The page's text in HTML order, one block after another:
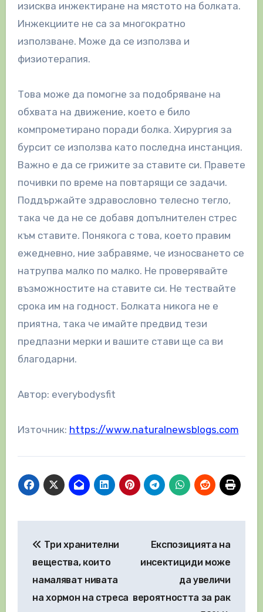
изисква инжектиране на мястото на болката.
Инжекциите не са за многократно
използване. Може да се използва и
физиотерапия.
Това може да помогне за подобряване на
обхвата на движение, което е било
компрометирано поради болка. Хирургия за
бурсит се използва като последна инстанция.
Важно е да се грижите за ставите си. Правете
почивки по време на повтарящи се задачи.
Поддържайте здравословно телесно тегло,
така че да не се добавя допълнителен стрес
към ставите. Понякога с това, което правим
ежедневно, ние забравяме, че износването се
натрупва малко по малко. Не проверявайте
възможностите на ставите си. Не тествайте
срока им на годност. Болката никога не е
приятна, така че имайте предвид тези
предпазни мерки и вашите стави ще са ви
благодарни.
Автор: everybodysfit
Източник: https://www.naturalnewsblogs.com
Три хранителни
вещества, които
намаляват нивата
на хормон на стреса
Експозицията на
инсектициди може
да увеличи
вероятността за рак